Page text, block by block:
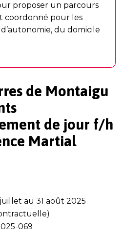
proposer un parcours
coordonné pour les
du domicile
de Montaigu
de jour f/h
Martial
juillet au 31 août 2025
069